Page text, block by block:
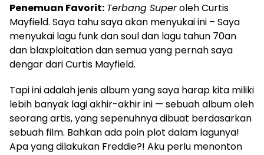
Penemuan Favorit: Terbang Superoleh Curtis
Mayfield. Saya tahu saya akan menyukai ini – Saya
menyukai lagu funk dan soul dan lagu tahun 70an
dan blaxploitation dan semua yang pernah saya
dengar dari Curtis Mayfield.
Tapi ini adalah jenis album yang saya harap kita miliki
lebih banyak lagi akhir-akhir ini — sebuah album oleh
seorang artis, yang sepenuhnya dibuat berdasarkan
sebuah film. Bahkan ada poin plot dalam lagunya!
Apa yang dilakukan Freddie?! Aku perlu menonton